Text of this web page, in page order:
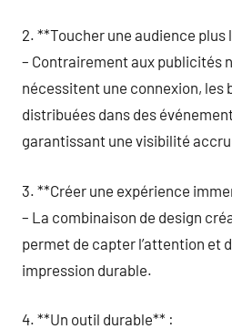
2. **Toucher une audience plus
– Contrairement aux publicités
nécessitent une connexion, les
distribuées dans des
garantissant une visibilité
3. **Créer une expérience
– La combinaison de design
permet de capter l’attention et
impression durable.
4. **Un outil durable** :